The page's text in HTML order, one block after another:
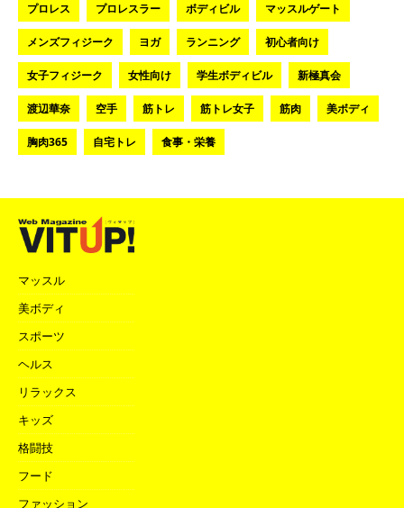
プロレス プロレスラー ボディビル マッスルゲート
メンズフィジーク ヨガ ランニング 初心者向け
女子フィジーク 女性向け 学生ボディビル 新極真会
渡辺華奈 空手 筋トレ 筋トレ女子 筋肉 美ボディ
胸肉365 自宅トレ 食事・栄養
マッスル
美ボディ
スポーツ
ヘルス
リラックス
キッズ
格闘技
フード
ファッション